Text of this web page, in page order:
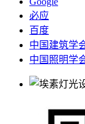
必应
百度
中国建筑学
中国照明学